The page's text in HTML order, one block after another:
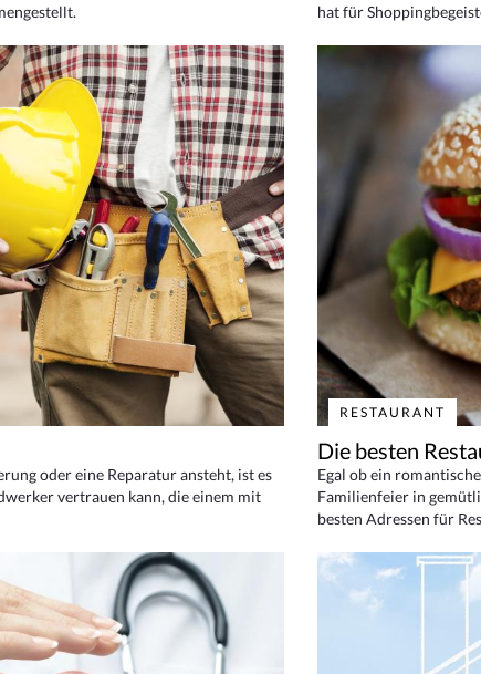
hat für
oder eine Reparatur ansteht, ist es
vertrauen kann, die einem mit
RESTAURANT
Die besten
Egal ob ein
Familienfeier in
besten Adressen für